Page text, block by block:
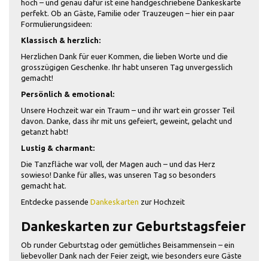
hoch – und genau dafür ist eine handgeschriebene Dankeskarte
perfekt. Ob an Gäste, Familie oder Trauzeugen – hier ein paar
Formulierungsideen:
Klassisch & herzlich:
Herzlichen Dank für euer Kommen, die lieben Worte und die
grosszügigen Geschenke. Ihr habt unseren Tag unvergesslich
gemacht!
Persönlich & emotional:
Unsere Hochzeit war ein Traum – und ihr wart ein grosser Teil
davon. Danke, dass ihr mit uns gefeiert, geweint, gelacht und
getanzt habt!
Lustig & charmant:
Die Tanzfläche war voll, der Magen auch – und das Herz
sowieso! Danke für alles, was unseren Tag so besonders
gemacht hat.
Entdecke passende Dankeskarten zur Hochzeit
Dankeskarten zur Geburtstagsfeier
Ob runder Geburtstag oder gemütliches Beisammensein – ein
liebevoller Dank nach der Feier zeigt, wie besonders eure Gäste